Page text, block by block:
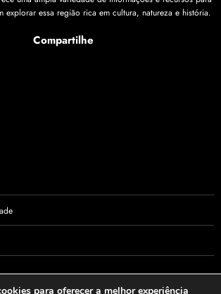
explorar essa região rica em cultura, natureza e história.
Compartilhe
para oferecer a melhor experiência